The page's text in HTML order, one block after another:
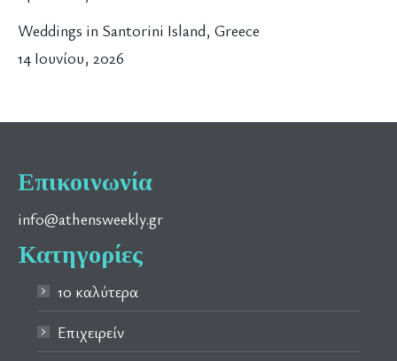
Weddings in Santorini Island, Greece
14 Ιουνίου, 2026
Επικοινωνία
info@athensweekly.gr
Κατηγορίες
10 καλύτερα
Επιχειρείν